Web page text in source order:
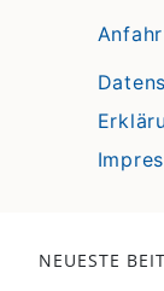
NEUESTE